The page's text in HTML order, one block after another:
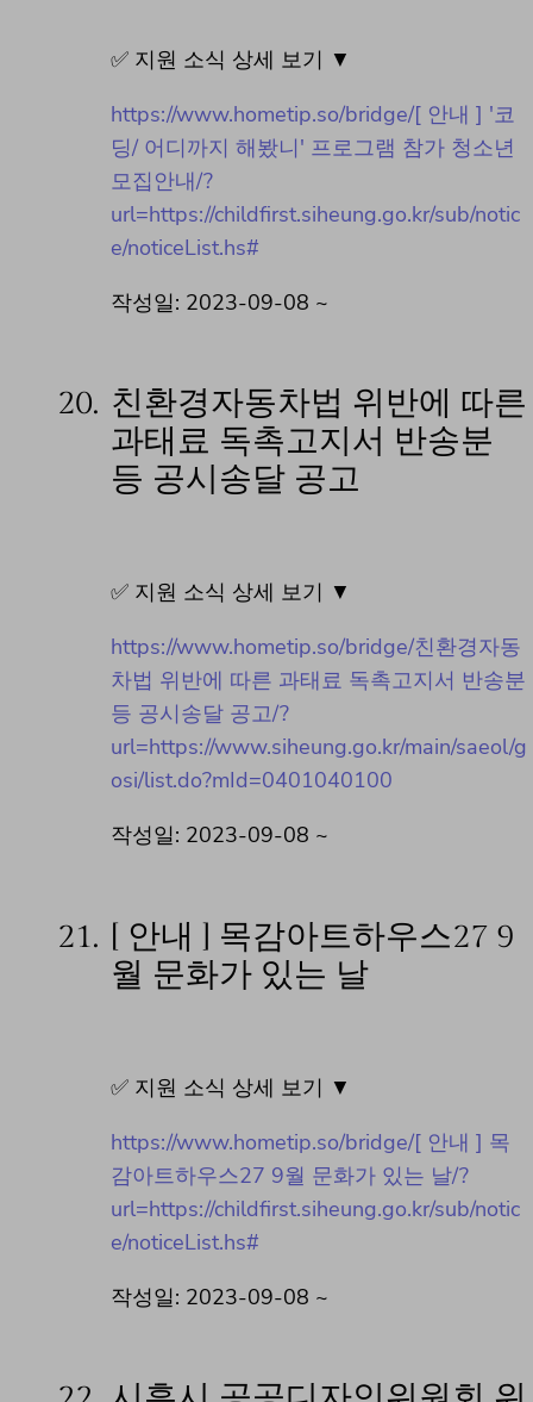
✅ 지원 소식 상세 보기 ▼
https://www.hometip.so/bridge/[ 안내 ] '코
딩/ 어디까지 해봤니' 프로그램 참가 청소년
모집안내/?
url=https://childfirst.siheung.go.kr/sub/notic
e/noticeList.hs#
작성일: 2023-09-08 ~
20. 친환경자동차법 위반에 따른
과태료 독촉고지서 반송분
등 공시송달 공고
✅ 지원 소식 상세 보기 ▼
https://www.hometip.so/bridge/친환경자동
차법 위반에 따른 과태료 독촉고지서 반송분
등 공시송달 공고/?
url=https://www.siheung.go.kr/main/saeol/g
osi/list.do?mId=0401040100
작성일: 2023-09-08 ~
21. [ 안내 ] 목감아트하우스27 9
월 문화가 있는 날
✅ 지원 소식 상세 보기 ▼
https://www.hometip.so/bridge/[ 안내 ] 목
감아트하우스27 9월 문화가 있는 날/?
url=https://childfirst.siheung.go.kr/sub/notic
e/noticeList.hs#
작성일: 2023-09-08 ~